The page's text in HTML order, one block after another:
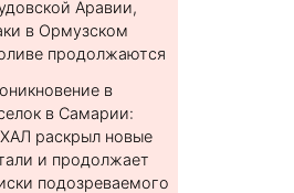
Аравии,
в Ормузском
продолжаются
в
в Самарии:
раскрыл новые
и продолжает
подозреваемого